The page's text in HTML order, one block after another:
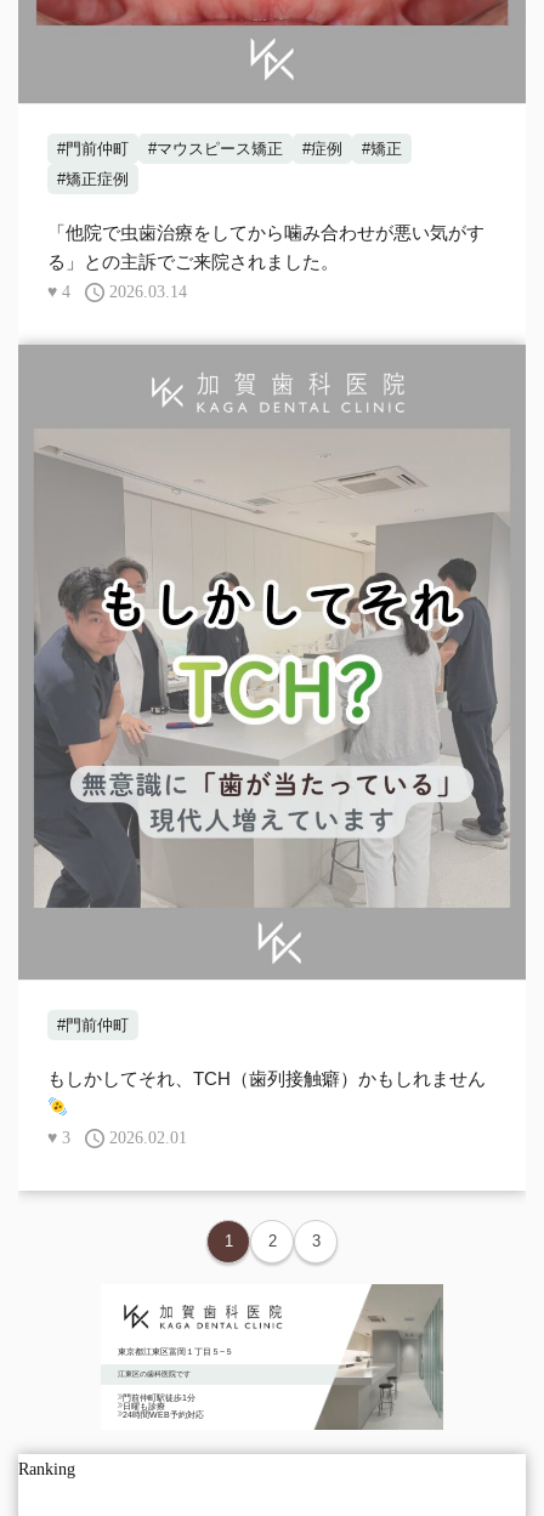
#門前仲町 #マウスピース矯正 #症例
#矯正
#矯正症例
「他院で虫歯治療をしてから噛み合わせが悪い気がす
る」との主訴でご来院されました。
♥ 4 2026.03.14
#門前仲町
もしかしてそれ、TCH（歯列接触癖）かもしれません
♥ 3 2026.02.01
1 2 3
東京都江東区富岡１丁目５−５
江東区の歯科医院です
門前仲町駅徒歩1分
日曜も診療
24時間WEB予約対応
Ranking